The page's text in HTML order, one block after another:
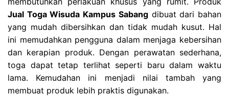
Jual Toga Wisuda Kampus Sabangdibuat dari bahan
yang mudah dibersihkan dan tidak mudah kusut. Hal
ini memudahkan pengguna dalam menjaga kebersihan
dan kerapian produk. Dengan perawatan sederhana,
toga dapat tetap terlihat seperti baru dalam waktu
lama. Kemudahan ini menjadi nilai tambah yang
membuat produk lebih praktis digunakan.